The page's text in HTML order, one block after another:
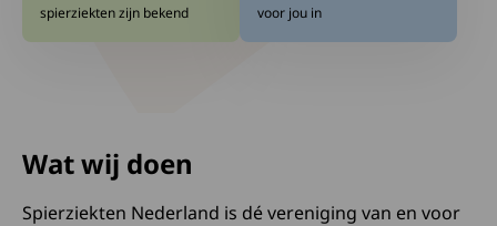
spierziekten zijn bekend
voor jou in
Wat wij doen
Spierziekten Nederland is dé vereniging van en voor